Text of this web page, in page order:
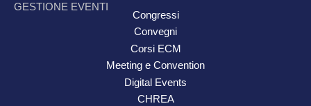
GESTIONE EVENTI
Congressi
Convegni
Corsi ECM
Meeting e Convention
Digital Events
CHREA